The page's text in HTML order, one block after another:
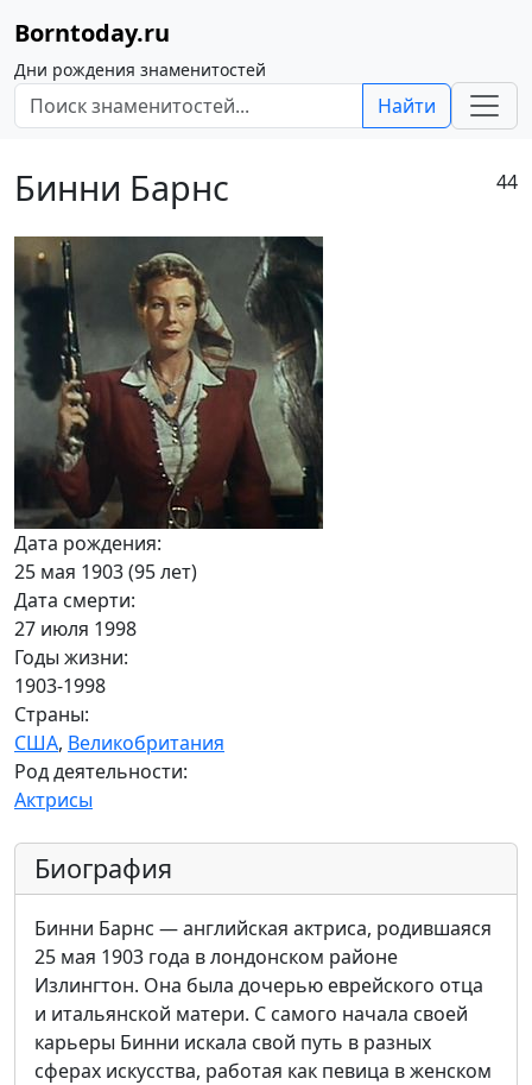
Borntoday.ru
Дни рождения знаменитостей
Найти
Бинни Барнс 44
Дата рождения:
25 мая 1903 (95 лет)
Дата смерти:
27 июля 1998
Годы жизни:
1903-1998
Страны:
США, Великобритания
Род деятельности:
Актрисы
Биография
Бинни Барнс — английская актриса, родившаяся
25 мая 1903 года в лондонском районе
Излингтон. Она была дочерью еврейского отца
и итальянской матери. С самого начала своей
карьеры Бинни искала свой путь в разных
сферах искусства, работая как певица в женском